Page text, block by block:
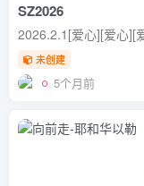
SZ2026
未创建
5个月前